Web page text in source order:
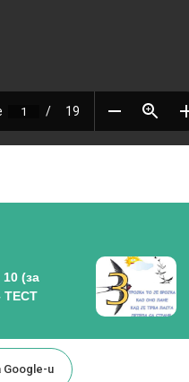
(за
ТЕСТ
Google-u